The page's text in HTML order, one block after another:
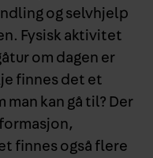
og selvhjelp
Fysisk aktivitet
om dagen er
finnes det et
kan gå til? Der
finnes også flere